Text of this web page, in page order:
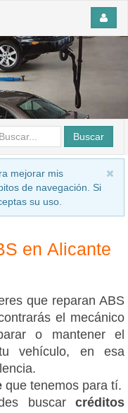
Buscar
mejorar mis
de navegación. Si
su uso.
en Alicante
que reparan ABS
el mecánico
o mantener el
vehículo, en esa
que tenemos para tí.
buscar créditos